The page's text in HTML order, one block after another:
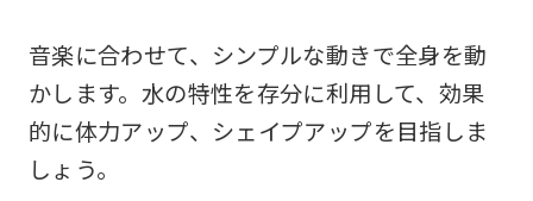
音楽に合わせて、シンプルな動きで全身を動
かします。水の特性を存分に利用して、効果
的に体力アップ、シェイプアップを目指しま
しょう。